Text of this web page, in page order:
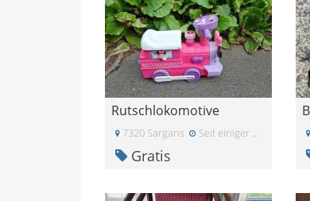
Rutschlokomotive
7320 Sargans Seit einiger Zeit
Gratis